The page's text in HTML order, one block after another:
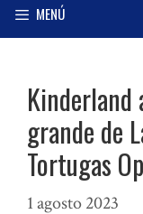
MENÚ
grande de
Tortugas
1 agosto 2023